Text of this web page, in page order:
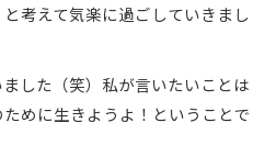
考えて気楽に過ごしていきまし
した（笑）私が言いたいことは
めに生きようよ！ということで